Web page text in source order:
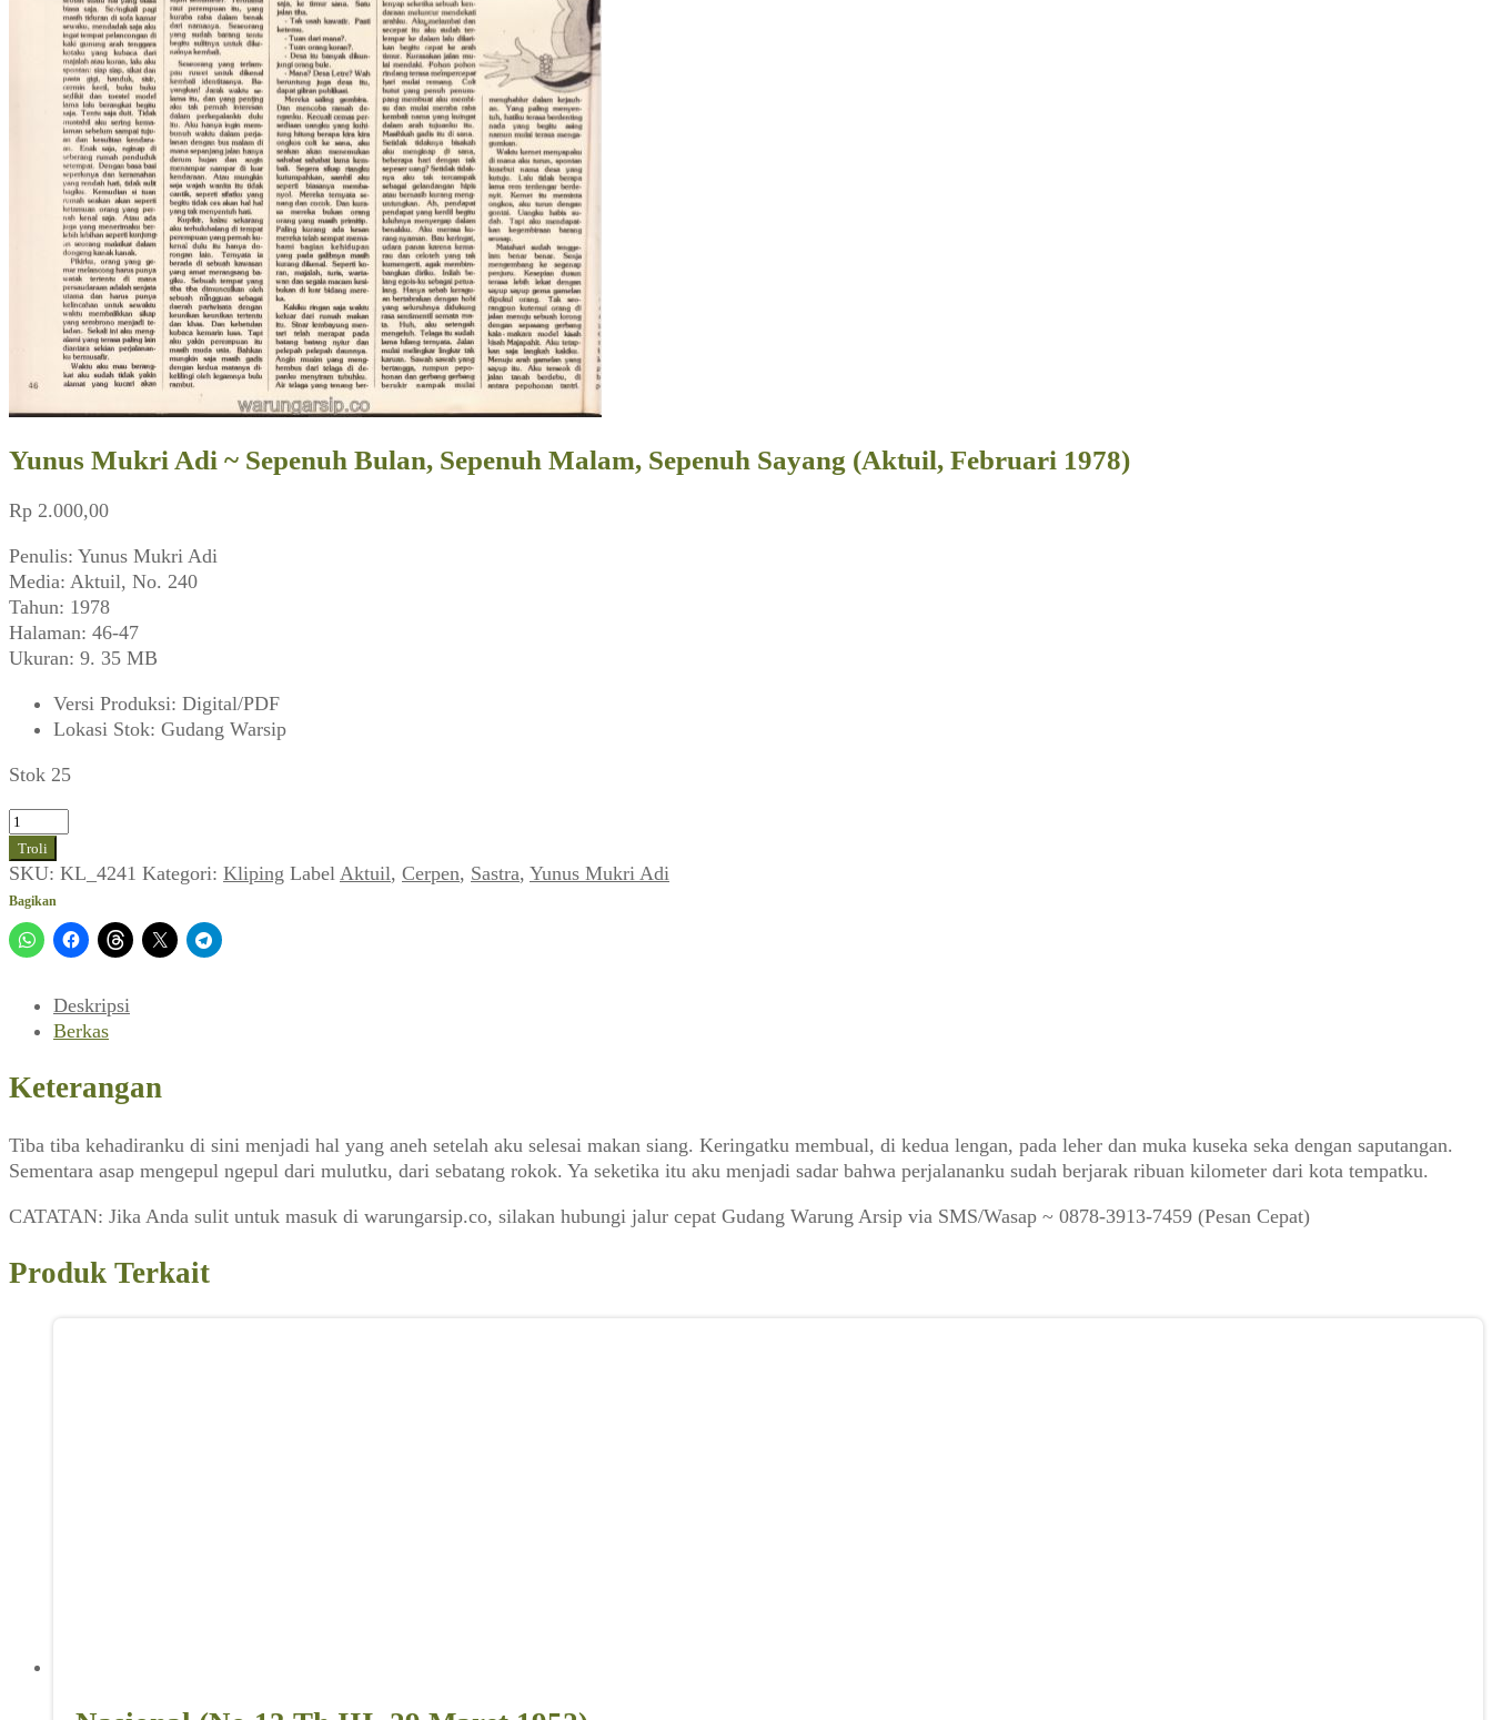
Yunus Mukri Adi ~ Sepenuh Bulan, Sepenuh Malam, Sepenuh Sayang (Aktuil, Februari 1978)
Rp 2.000,00
Penulis: Yunus Mukri Adi
Media: Aktuil, No. 240
Tahun: 1978
Halaman: 46-47
Ukuran: 9. 35 MB
Versi Produksi: Digital/PDF
Lokasi Stok: Gudang Warsip
Stok 25
Kuantitas
Yunus
Mukri
Adi
~
Sepenuh
Sepenuh
Malam,
Sayang
(Aktuil,
1978)
Troli
SKU: KL_4241 Kategori: Kliping Label Aktuil, Cerpen, Sastra, Yunus Mukri Adi
Bagikan
Deskripsi
Berkas
Keterangan
Tiba tiba kehadiranku di sini menjadi hal yang aneh setelah aku selesai makan siang. Keringatku membual, di kedua lengan, pada leher dan muka kuseka seka dengan saputangan.
Sementara asap mengepul ngepul dari mulutku, dari sebatang rokok. Ya seketika itu aku menjadi sadar bahwa perjalananku sudah berjarak ribuan kilometer dari kota tempatku.
CATATAN: Jika Anda sulit untuk masuk di warungarsip.co, silakan hubungi jalur cepat Gudang Warung Arsip via SMS/Wasap ~ 0878-3913-7459 (Pesan Cepat)
Produk Terkait